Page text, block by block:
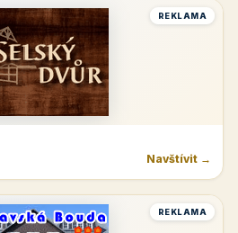
REKLAMA
Navštívit →
REKLAMA